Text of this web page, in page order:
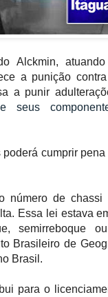
Alckmin,
a punição
a punir
seus
poderá cumprir pena
número de chassi
Essa lei estava
semirreboque
Brasileiro de
Brasil.
para o